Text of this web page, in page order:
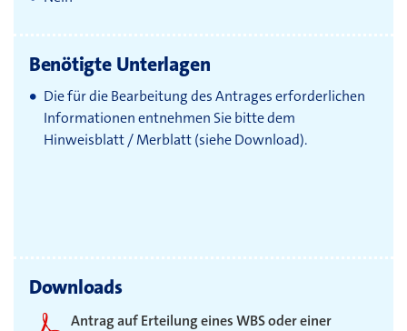
Benötigte Unterlagen
Die für die Bearbeitung des Antrages erforderlichen
Informationen entnehmen Sie bitte dem
Hinweisblatt / Merblatt (siehe Download).
Downloads
Antrag auf Erteilung eines WBS oder einer